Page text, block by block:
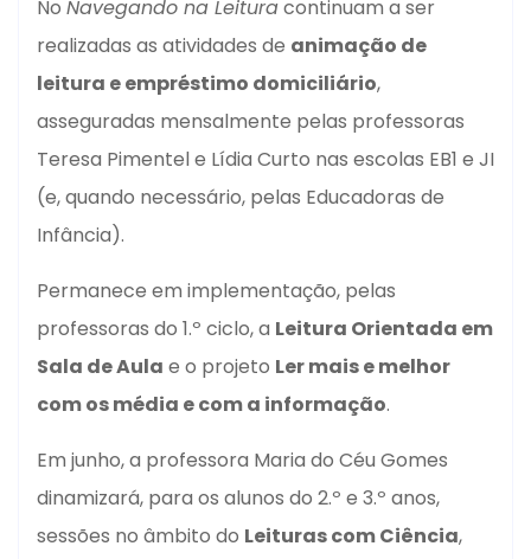
No Navegando na Leituracontinuam a ser
realizadas as atividades de animação de
leitura e empréstimo domiciliário,
asseguradas mensalmente pelas professoras
Teresa Pimentel e Lídia Curto nas escolas EB1 e JI
(e, quando necessário, pelas Educadoras de
Infância).
Permanece em implementação, pelas
professoras do 1.º ciclo, a Leitura Orientada em
Sala de Aula e o projeto Ler mais e melhor
com os média e com a informação.
Em junho, a professora Maria do Céu Gomes
dinamizará, para os alunos do 2.º e 3.º anos,
sessões no âmbito do Leituras com Ciência,